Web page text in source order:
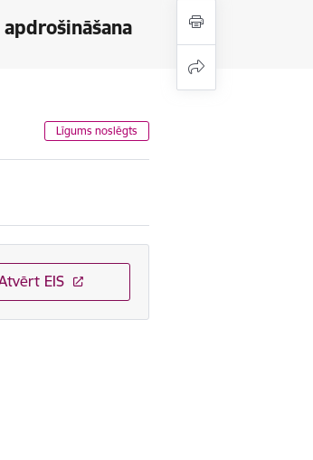
Līgums noslēgts
EIS